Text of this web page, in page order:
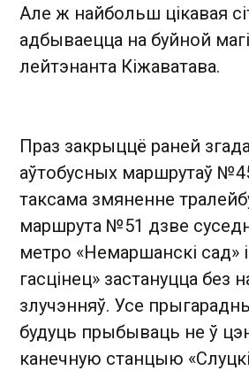
Але ж найбольш цікавая
адбываецца на буйной
лейтэнанта Кіжаватава.
Праз закрыццё раней
аўтобусных маршрутаў
таксама змяненне
маршрута №51 дзве
метро «Немаршанскі сад» і
гасцінец» застануцца без
злучэнняў. Усе
будуць прыбываць не ў
канечную станцыю